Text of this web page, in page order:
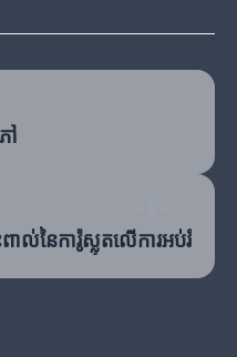
ៅ
ពាល់នៃការ៉ូស្លុតលើការអប់រំ